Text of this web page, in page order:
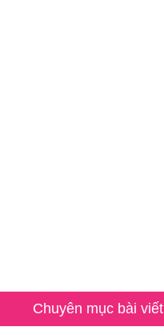
Chuyên mục bài viết